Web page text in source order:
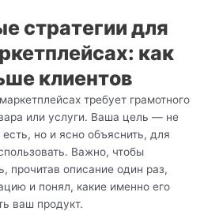
стратегии для
как
клиентов
требует грамотного
или услуги. Ваша цель — не
есть, но и ясно объяснить, для
Важно, чтобы
прочитав описание один раз,
и понял, какие именно его
ваш продукт.